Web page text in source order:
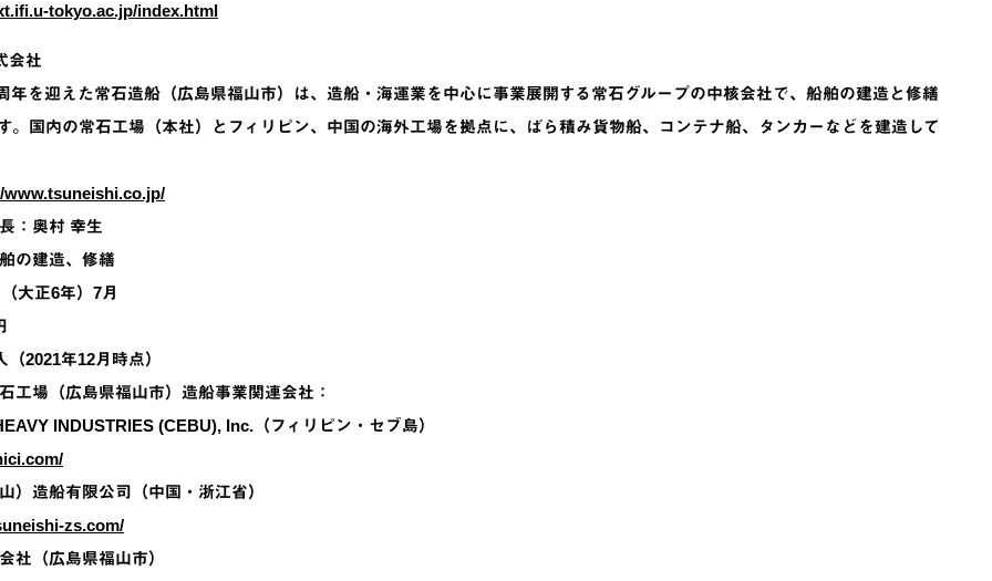
tokyo.ac.jp/index.html
会社
年を迎えた常石造船（広島県福山市）は、造船・海運業を中心に事業展開する常石グループの中核会社で、船舶の建造と修繕
。国内の常石工場（本社）とフィリピン、中国の海外工場を拠点に、ばら積み貨物船、コンテナ船、タンカーなどを建造して
www.tsuneishi.co.jp/
：奥村 幸生
の建造、修繕
大正6年）7月
2021年12月時点）
工場（広島県福山市）造船事業関連会社：
INDUSTRIES (CEBU), Inc.（フィリピン・セブ島）
）造船有限公司（中国・浙江省）
zs.com/
社（広島県福山市）